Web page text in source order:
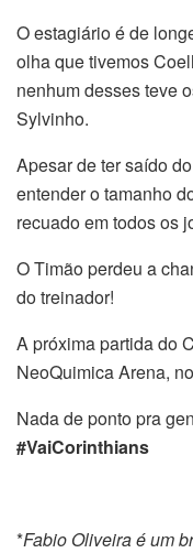
O estagiário é de
olha que tivemos
nenhum desses teve
Sylvinho.
Apesar de ter saído
entender o tamanho
recuado em todos os
O Timão perdeu a
do treinador!
A próxima partida do
NeoQuimica Arena,
Nada de ponto pra
#VaiCorinthians
*Fabio Oliveira é um